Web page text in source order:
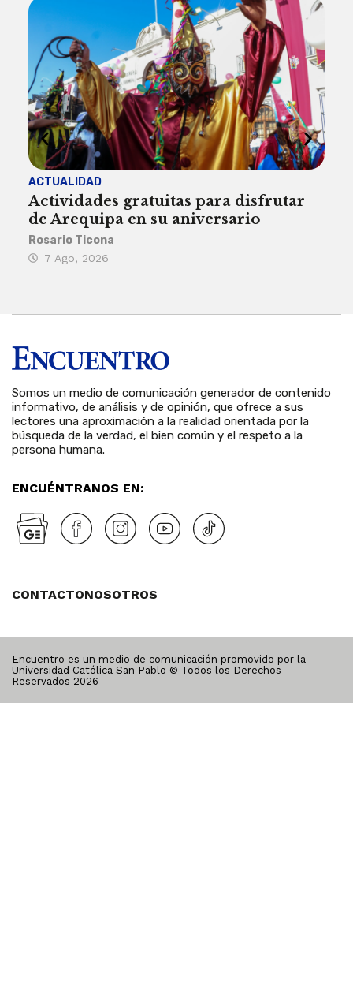
ACTUALIDAD
Actividades gratuitas para disfrutar
de Arequipa en su aniversario
Rosario Ticona
7 Ago, 2026
Somos un medio de comunicación generador de contenido
informativo, de análisis y de opinión, que ofrece a sus
lectores una aproximación a la realidad orientada por la
búsqueda de la verdad, el bien común y el respeto a la
persona humana.
ENCUÉNTRANOS EN:
CONTACTONOSOTROS
Encuentro es un medio de comunicación promovido por la
Universidad Católica San Pablo © Todos los Derechos
Reservados 2026